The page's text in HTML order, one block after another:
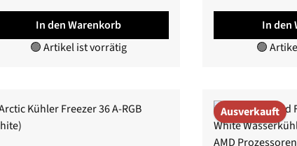
In den Warenkorb
🟢 Artikel ist vorrätig
In den
🟢
Ausverkauft